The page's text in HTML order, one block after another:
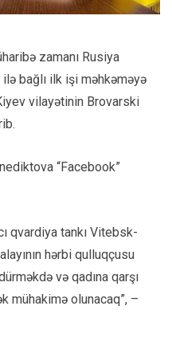
zamanı Rusiya
bağlı ilk işi məhkəməyə
vilayətinin Brovarski
“Facebook”
qvardiya tankı Vitebsk-
hərbi qulluqçusu
və qadına qarşı
mühakimə olunacaq”, –